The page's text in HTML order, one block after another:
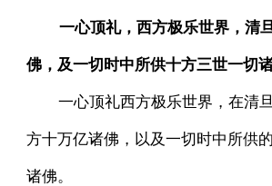
一心顶礼，西方极乐世界，清
佛，及一切时中所供十方三世一切诸
一心顶礼西方极乐世界，在清
方十万亿诸佛，以及一切时中所供
诸佛。